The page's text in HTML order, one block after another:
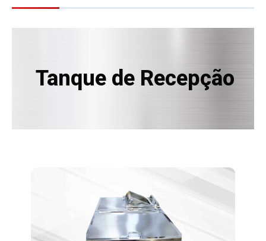
Tanque de Recepção